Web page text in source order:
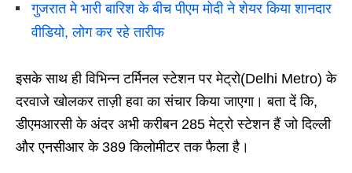
गुजरात मे भारी बारिश के बीच पीएम मोदी ने शेयर किया शानदार
वीडियो, लोग कर रहे तारीफ
इसके साथ ही विभिन्न टर्मिनल स्टेशन पर मेट्रो(Delhi Metro) के
दरवाजे खोलकर ताज़ी हवा का संचार किया जाएगा। बता दें कि,
डीएमआरसी के अंदर अभी करीबन 285 मेट्रो स्टेशन हैं जो दिल्ली
और एनसीआर के 389 किलोमीटर तक फैला है।